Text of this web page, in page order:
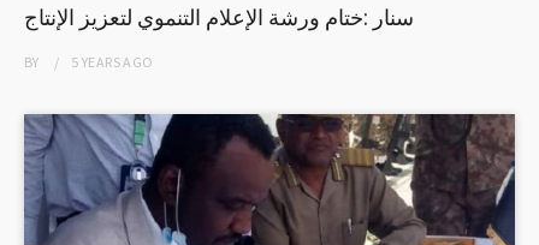
سنار :ختام ورشة الإعلام التنموي لتعزيز الإنتاج
BY 5 YEARSAGO